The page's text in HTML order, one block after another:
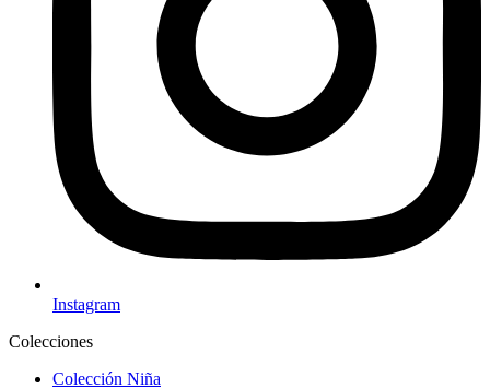
Instagram
Colecciones
Colección Niña